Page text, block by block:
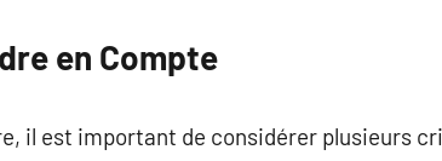
en Compte
il est important de considérer plusieurs